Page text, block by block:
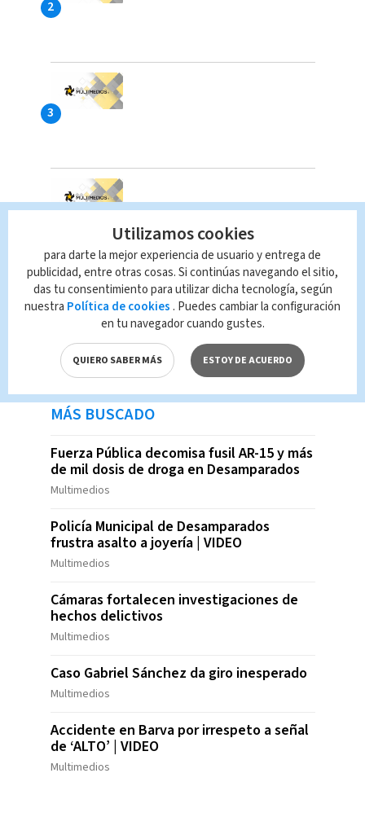
MÁS BUSCADO
Fuerza Pública decomisa fusil AR-15 y más
de mil dosis de droga en Desamparados
Multimedios
Policía Municipal de Desamparados
frustra asalto a joyería | VIDEO
Multimedios
Cámaras fortalecen investigaciones de
hechos delictivos
Multimedios
Caso Gabriel Sánchez da giro inesperado
Multimedios
Accidente en Barva por irrespeto a señal
de ‘ALTO’ | VIDEO
Multimedios
Utilizamos cookies
para darte la mejor experiencia de usuario y entrega de
publicidad, entre otras cosas. Si continúas navegando el sitio,
das tu consentimiento para utilizar dicha tecnología, según
nuestra Política de cookies . Puedes cambiar la configuración
en tu navegador cuando gustes.
QUIERO SABER MÁS ESTOY DE ACUERDO